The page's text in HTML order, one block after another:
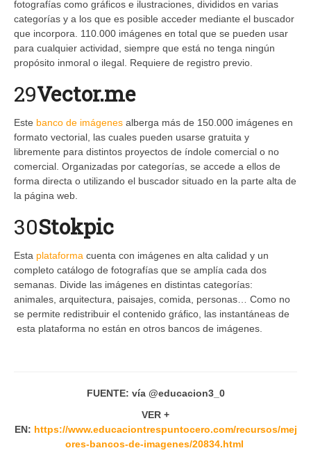
fotografías como gráficos e ilustraciones, divididos en varias
categorías y a los que es posible acceder mediante el buscador
que incorpora. 110.000 imágenes en total que se pueden usar
para cualquier actividad, siempre que está no tenga ningún
propósito inmoral o ilegal. Requiere de registro previo.
29Vector.me
Este banco de imágenes alberga más de 150.000 imágenes en
formato vectorial, las cuales pueden usarse gratuita y
libremente para distintos proyectos de índole comercial o no
comercial. Organizadas por categorías, se accede a ellos de
forma directa o utilizando el buscador situado en la parte alta de
la página web.
30Stokpic
Esta plataforma cuenta con imágenes en alta calidad y un
completo catálogo de fotografías que se amplía cada dos
semanas. Divide las imágenes en distintas categorías:
animales, arquitectura, paisajes, comida, personas… Como no
se permite redistribuir el contenido gráfico, las instantáneas de
esta plataforma no están en otros bancos de imágenes.
FUENTE: vía @educacion3_0
VER +
EN: https://www.educaciontrespuntocero.com/recursos/mej
ores-bancos-de-imagenes/20834.html